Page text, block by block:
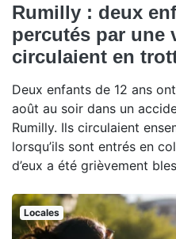
Rumilly : deux
percutés par une
circulaient en
Deux enfants de 12 ans
août au soir dans un
Rumilly. Ils circulaient
lorsqu’ils sont entrés en
d’eux a été grièvement
Locales